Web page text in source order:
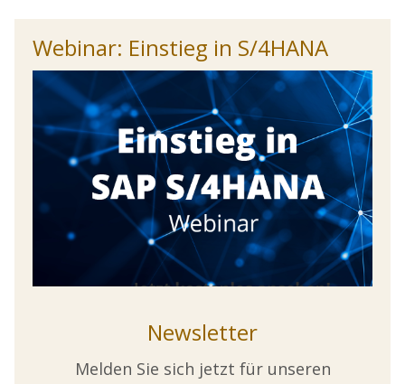
Webinar: Einstieg in S/4HANA
Newsletter
Melden Sie sich jetzt für unseren